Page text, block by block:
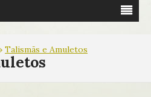
Talismãs e Amuletos